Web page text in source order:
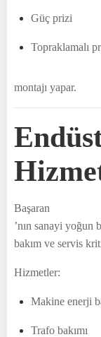
Güç prizi
Topraklamalı
montajı yapar.
Başaran
’nın sanayi yoğun
bakım ve servis
Hizmetler:
Makine enerji
Trafo bakımı